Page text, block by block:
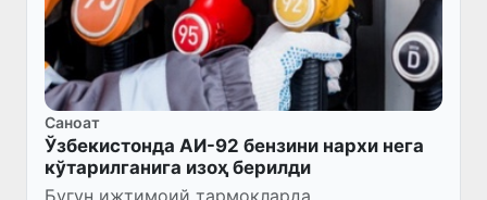
Саноат
Ўзбекистонда АИ-92 бензини нархи нега
кўтарилганига изоҳ берилди
Бугун ижтимоий тармоқларда